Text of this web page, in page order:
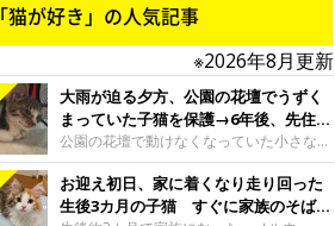
「猫が好き」の人気記事
※2026年8月更新
大雨が迫る夕方、公園の花壇でうずく
まっていた子猫を保護→6年後、先住猫
と“姉妹”のような関係に
公園の花壇で動けなくなっていた小さな子
猫。家族に迎えられてから6年、先住猫と
の間には深い絆が育まれていました。保護
当時のティダちゃん。
お迎え初日、家に着くなり走り回った
生後3カ月の子猫 すぐに家族のそばで